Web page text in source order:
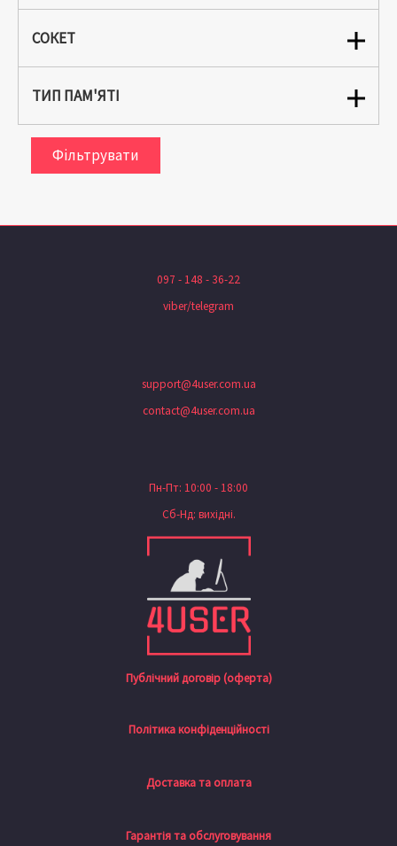
СОКЕТ
ТИП ПАМ'ЯТІ
Фільтрувати
097 - 148 - 36-22
viber/telegram
support@4user.com.ua
contact@4user.com.ua
Пн-Пт: 10:00 - 18:00
Сб-Нд: вихідні.
Публічний договір (оферта)
Політика конфіденційності
Доставка та оплата
Гарантія та обслуговування